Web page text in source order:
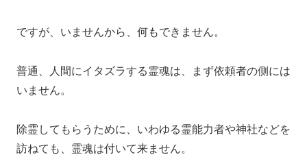
ですが、いませんから、何もできません。
普通、人間にイタズラする霊魂は、まず依頼者の側には
いません。
除霊してもらうために、いわゆる霊能力者や神社などを
訪ねても、霊魂は付いて来ません。